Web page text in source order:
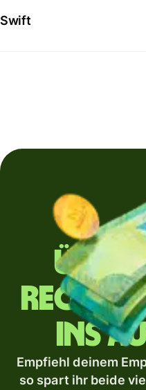
Swift
ins
Empfiehl deinem
so spart ihr beide